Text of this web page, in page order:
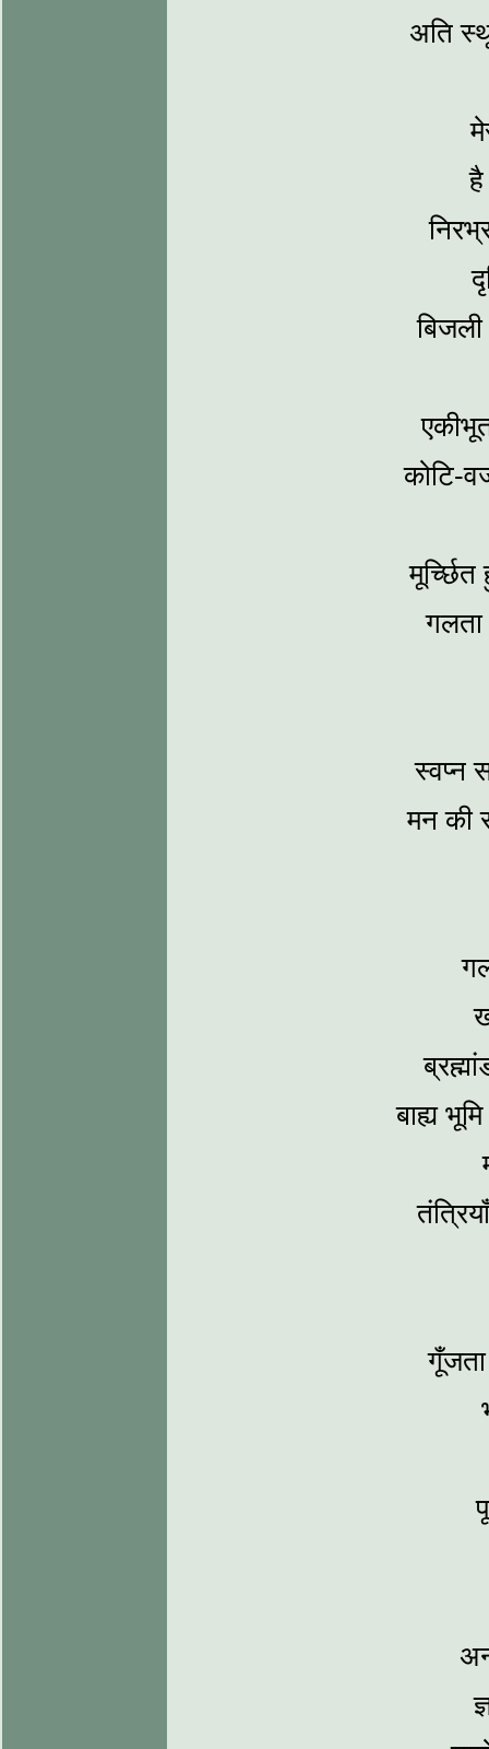
अति
है
कोटि-
स्‍वप्‍न
मन की
बाह्य
गूँजता